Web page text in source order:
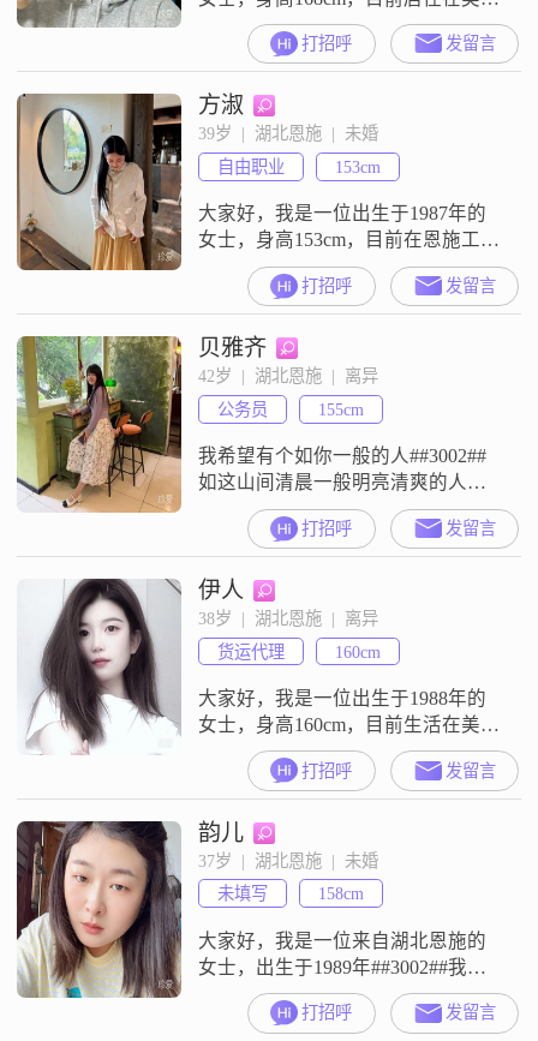
的恩施##3002##我拥有大学本科学
历，在工作中勤奋努力，月收入在
5001到8000元之间##3002##我性格
温和，善解人意，总是能够设身处
地地为他人着想，富有同理心是我
与人交往的一大特点##3002##在生
活中，我注重个人成长和事业的发
展，追求
打招呼 发留言
方淑
39岁  |  湖北恩施  |  未婚
自由职业
153cm
大家好，我是一位出生于1987年的
女士，身高153cm，目前在恩施工作
##3002##我的月收入在12001到
20000元之间，虽然学历是高中及以
下，但我一直保持着积极向上的生
活态度##3002##我性格温柔体贴，
善解人意，随和易相处，总是希望
能站在他人的角度去考虑问题，富
有同理心##3002##我对待生活非常
细腻敏感
打招呼 发留言
贝雅齐
42岁  |  湖北恩施  |  离异
公务员
155cm
我希望有个如你一般的人##3002##
如这山间清晨一般明亮清爽的人，
如奔赴古城道路上阳光一般的人，
温暖而不炙热，覆盖我所有肌肤
##3002##由起点到夜晚，由山野到
书房，一切问题的答案都很简单
##3002##我希望有个如你一般的
人，贯彻未来，数遍生命的公路牌
##3002##
打招呼 发留言
伊人
38岁  |  湖北恩施  |  离异
货运代理
160cm
大家好，我是一位出生于1988年的
女士，身高160cm，目前生活在美丽
的恩施##3002##我的学历是中专，
现在从事着一份让我感到满足的工
作，月收入在3001到5000元之间
##3002##我性格中最为人称道的是
我的善解人意和真诚可靠##3002##
在生活中，我总是尽力去理解他人
的感受和需求，用我的真诚去赢得
朋友和家人
打招呼 发留言
韵儿
37岁  |  湖北恩施  |  未婚
未填写
158cm
大家好，我是一位来自湖北恩施的
女士，出生于1989年##3002##我的
身高是158厘米，虽然不算特别高，
但我相信身高并不是最重要的，重
打招呼 发留言